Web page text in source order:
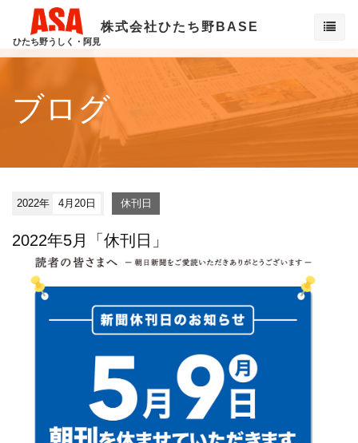
ひたち野うしく・阿見
株式会社ひたち野BASE
ブログ
2022年 4月20日 休刊日
2022年5月「休刊日」